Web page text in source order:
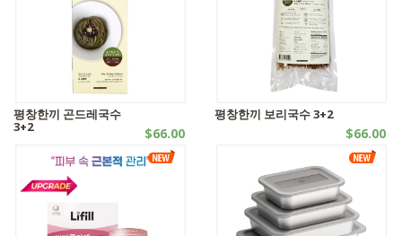
평창한끼 곤드레국수
3+2 $66.00
평창한끼 보리국수 3+2
$66.00